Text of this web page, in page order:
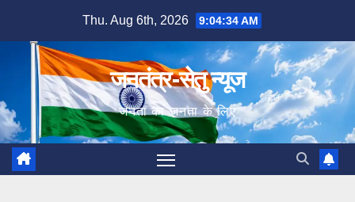
content
Thu. Aug 6th, 2026 9:04:35 AM
जनतंत्र-सेतु न्यूज
जनता का जनता के लिए